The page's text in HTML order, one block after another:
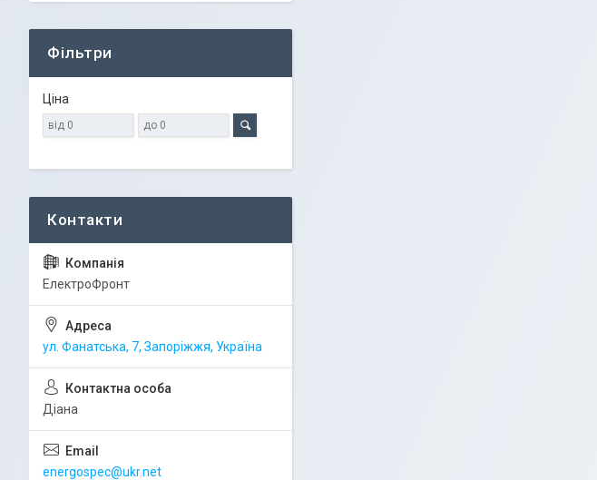
Фільтри
Ціна
ЕлектроФронт
ул. Фанатська, 7, Запоріжжя, Україна
Діана
energospec@ukr.net